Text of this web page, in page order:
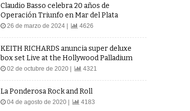
Claudio Basso celebra 20 años de
Operación Triunfo en Mar del Plata
26 de marzo de 2024 | 4626
KEITH RICHARDS anuncia super deluxe
box set Live at the Hollywood Palladium
02 de octubre de 2020 | 4321
La Ponderosa Rock and Roll
04 de agosto de 2020 | 4183